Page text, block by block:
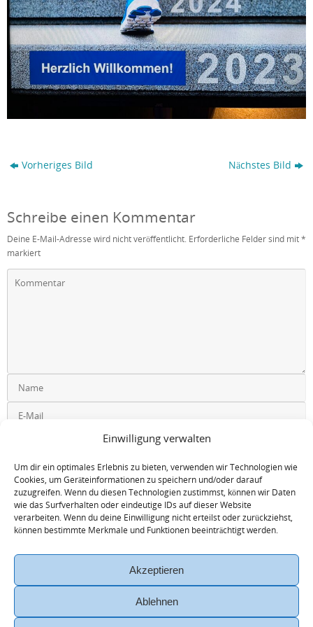
Einwilligung verwalten
Um dir ein optimales Erlebnis zu bieten, verwenden wir Technologien wie
Cookies, um Geräteinformationen zu speichern und/oder darauf
zuzugreifen. Wenn du diesen Technologien zustimmst, können wir Daten
wie das Surfverhalten oder eindeutige IDs auf dieser Website
verarbeiten. Wenn du deine Einwilligung nicht erteilst oder zurückziehst,
können bestimmte Merkmale und Funktionen beeinträchtigt werden.
Akzeptieren
Ablehnen
Vorheriges Bild Nächstes Bild
Schreibe einen Kommentar
Deine E-Mail-Adresse wird nicht veröffentlicht. Erforderliche Felder sind mit*
markiert